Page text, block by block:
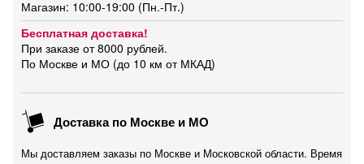
Магазин: 10:00-19:00 (Пн.-Пт.)
Бесплатная доставка!
При заказе от 8000 рублей.
По Москве и МО (до 10 км от МКАД)
Доставка по Москве и МО
Мы доставляем заказы по Москве и Московской области. Время